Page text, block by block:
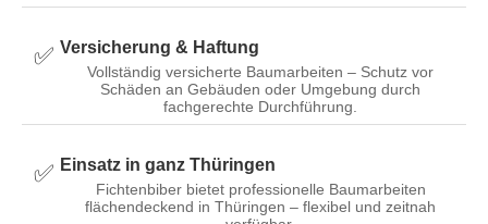
✅ Versicherung & Haftung
Vollständig versicherte Baumarbeiten – Schutz vor
Schäden an Gebäuden oder Umgebung durch
fachgerechte Durchführung.
✅ Einsatz in ganz Thüringen
Fichtenbiber bietet professionelle Baumarbeiten
flächendeckend in Thüringen – flexibel und zeitnah